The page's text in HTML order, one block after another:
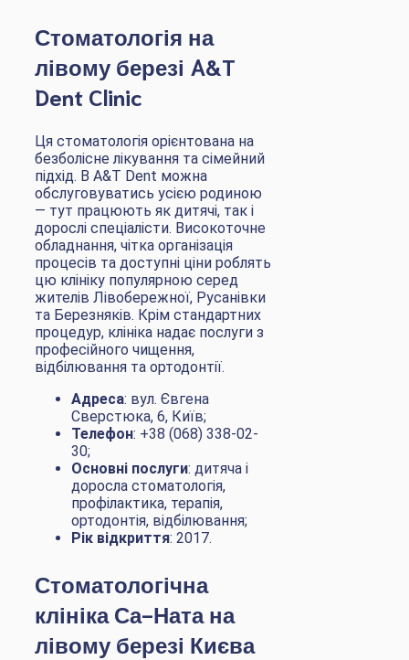
Стоматологія на
лівому березі A&T
Dent Clinic
Ця стоматологія орієнтована на
безболісне лікування та сімейний
підхід. В A&T Dent можна
обслуговуватись усією родиною
— тут працюють як дитячі, так і
дорослі спеціалісти. Високоточне
обладнання, чітка організація
процесів та доступні ціни роблять
цю клініку популярною серед
жителів Лівобережної, Русанівки
та Березняків. Крім стандартних
процедур, клініка надає послуги з
професійного чищення,
відбілювання та ортодонтії.
Адреса: вул. Євгена
Сверстюка, 6, Київ;
Телефон: +38 (068) 338-02-
30;
Основні послуги: дитяча і
доросла стоматологія,
профілактика, терапія,
ортодонтія, відбілювання;
Рік відкриття: 2017.
Стоматологічна
клініка Са-Ната на
лівому березі Києва